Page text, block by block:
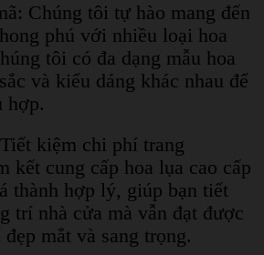
Chúng tôi tự hào mang đến
phú với nhiều loại hoa
tôi có đa dạng mẫu hoa
và kiểu dáng khác nhau để
hợp.
kiệm chi phí trang
kết cung cấp hoa lụa cao cấp
thành hợp lý, giúp bạn tiết
trí nhà cửa mà vẫn đạt được
mắt và sang trọng.